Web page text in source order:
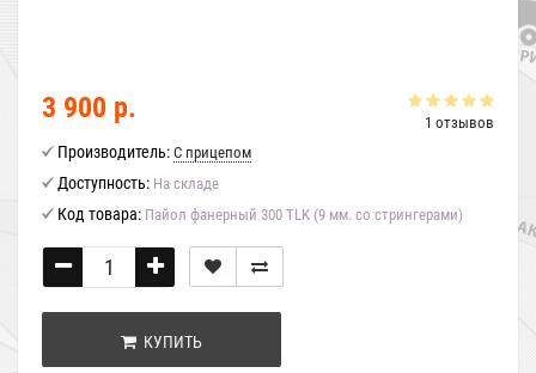
1 отзывов
3 900 р.
Производитель: С прицепом
Доступность: На складе
Код товара: Пайол фанерный 300 TLK (9 мм. со стрингерами)
КУПИТЬ